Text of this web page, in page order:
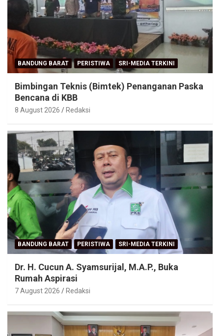
BANDUNG BARAT PERISTIWA SRI-MEDIA TERKINI
Bimbingan Teknis (Bimtek) Penanganan Paska
Bencana di KBB
8 August 2026 Redaksi
BANDUNG BARAT PERISTIWA SRI-MEDIA TERKINI
Dr. H. Cucun A. Syamsurijal, M.A.P., Buka
Rumah Aspirasi
7 August 2026 Redaksi